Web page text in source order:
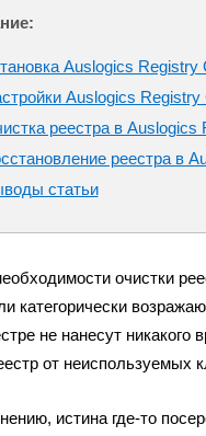
Auslogics Registry
Auslogics Registry
реестра в Auslogics
реестра в
статьи
очистки
категорически
не нанесут никакого
от неиспользуемых
истина где-то